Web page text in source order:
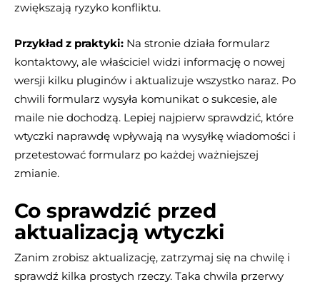
zwiększają ryzyko konfliktu.
Przykład z praktyki: Na stronie działa formularz
kontaktowy, ale właściciel widzi informację o nowej
wersji kilku pluginów i aktualizuje wszystko naraz. Po
chwili formularz wysyła komunikat o sukcesie, ale
maile nie dochodzą. Lepiej najpierw sprawdzić, które
wtyczki naprawdę wpływają na wysyłkę wiadomości i
przetestować formularz po każdej ważniejszej
zmianie.
Co sprawdzić przed
aktualizacją wtyczki
Zanim zrobisz aktualizację, zatrzymaj się na chwilę i
sprawdź kilka prostych rzeczy. Taka chwila przerwy